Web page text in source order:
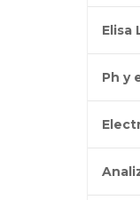
Elisa
Ph y